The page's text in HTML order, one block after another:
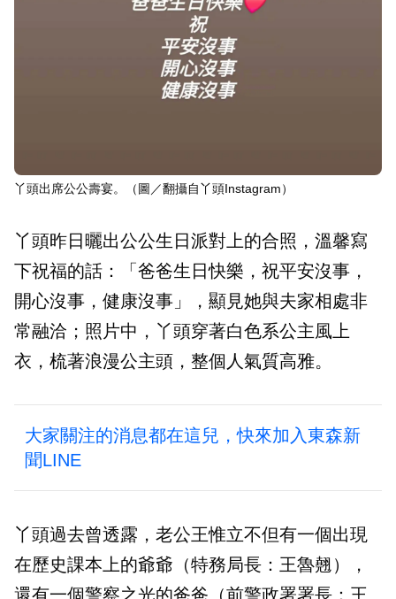
丫頭出席公公壽宴。（圖／翻攝自丫頭Instagram）
丫頭昨日曬出公公生日派對上的合照，溫馨寫
下祝福的話：「爸爸生日快樂，祝平安沒事，
開心沒事，健康沒事」，顯見她與夫家相處非
常融洽；照片中，丫頭穿著白色系公主風上
衣，梳著浪漫公主頭，整個人氣質高雅。
大家關注的消息都在這兒，快來加入東森新
聞LINE
丫頭過去曾透露，老公王惟立不但有一個出現
在歷史課本上的爺爺（特務局長：王魯翹），
還有一個警察之光的爸爸（前警政署署長：王